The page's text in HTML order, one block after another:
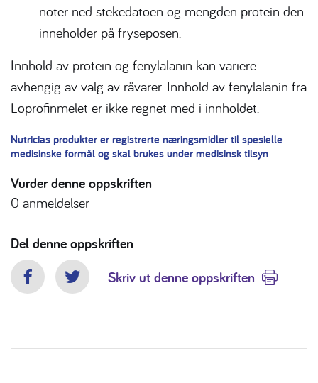
noter ned stekedatoen og mengden protein den
inneholder på fryseposen.
Innhold av protein og fenylalanin kan variere
avhengig av valg av råvarer. Innhold av fenylalanin fra
Loprofinmelet er ikke regnet med i innholdet.
Nutricias produkter er registrerte næringsmidler til spesielle
medisinske formål og skal brukes under medisinsk tilsyn
Vurder denne oppskriften
0 anmeldelser
Del denne oppskriften
FacebookTwitterSkriv ut denne oppskriften